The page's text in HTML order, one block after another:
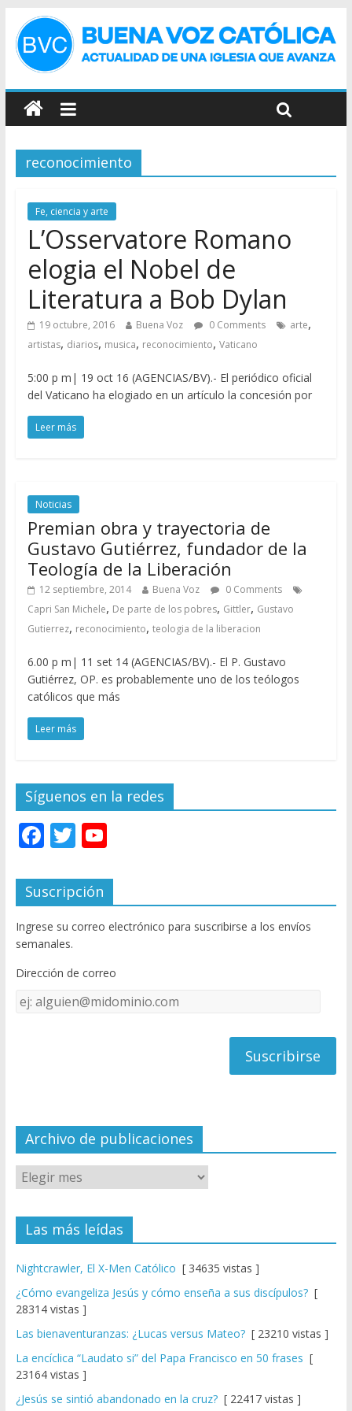
reconocimiento
Fe, ciencia y arte
L’Osservatore Romano
elogia el Nobel de
Literatura a Bob Dylan
19 octubre, 2016 Buena Voz 0 Comments arte,
artistas, diarios, musica, reconocimiento, Vaticano
5:00 p m| 19 oct 16 (AGENCIAS/BV).- El periódico oficial
del Vaticano ha elogiado en un artículo la concesión por
Leer más
Noticias
Premian obra y trayectoria de
Gustavo Gutiérrez, fundador de la
Teología de la Liberación
12 septiembre, 2014 Buena Voz
0 Comments
Capri San Michele, De parte de los pobres, Gittler, Gustavo
Gutierrez, reconocimiento, teologia de la liberacion
6.00 p m| 11 set 14 (AGENCIAS/BV).- El P. Gustavo
Gutiérrez, OP. es probablemente uno de los teólogos
católicos que más
Leer más
Síguenos en la redes
F
e
b
o
o
k
T
itt
er
Y
u
T
u
e
C
el
Suscripción
Ingrese su correo electrónico para suscribirse a los envíos
semanales.
Dirección de correo
Dirección
de
Archivo de publicaciones
Las más leídas
Nightcrawler, El X-Men Católico [ 34635 vistas ]
¿Cómo evangeliza Jesús y cómo enseña a sus discípulos?[
28314 vistas ]
Las bienaventuranzas: ¿Lucas versus Mateo?[ 23210 vistas ]
La encíclica “Laudato si” del Papa Francisco en 50 frases [
23164 vistas ]
¿Jesús se sintió abandonado en la cruz?[ 22417 vistas ]